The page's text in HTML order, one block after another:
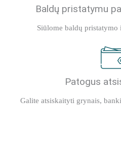
Baldų pristatymu
Siūlome baldų pristatymo
Patogus
Galite atsiskaityti grynais,